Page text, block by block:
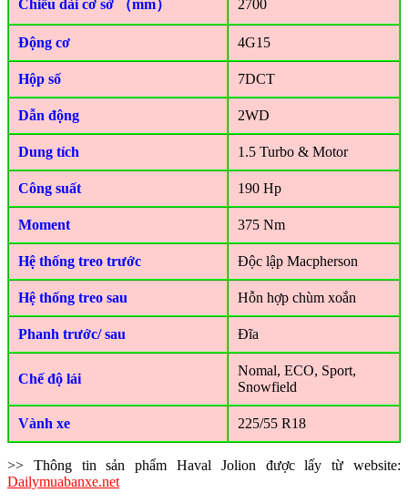
Chiều dài cơ sở （mm） 2700
Động cơ 4G15
Hộp số 7DCT
Dẫn động 2WD
Dung tích 1.5 Turbo & Motor
Công suất 190 Hp
Moment 375 Nm
Hệ thống treo trước Độc lập Macpherson
Hệ thống treo sau Hỗn hợp chùm xoắn
Phanh trước/ sau Đĩa
Chế độ lái
Nomal, ECO, Sport,
Snowfield
Vành xe 225/55 R18
>> Thông tin sản phẩm Haval Jolion được lấy từ website:
Dailymuabanxe.net